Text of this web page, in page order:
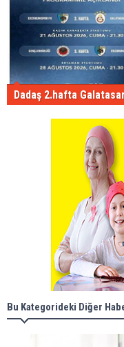
Dadaş 2.hafta
Bu Kategorideki Diğer